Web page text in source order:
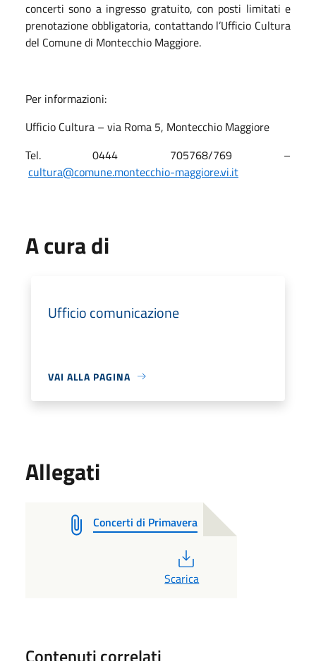
concerti sono a ingresso gratuito, con posti limitati e
prenotazione obbligatoria, contattando l’Ufficio Cultura
del Comune di Montecchio Maggiore.
Per informazioni:
Ufficio Cultura – via Roma 5, Montecchio Maggiore
Tel. 0444 705768/769 –
cultura@comune.montecchio-maggiore.vi.it
A cura di
Ufficio comunicazione
VAI ALLA PAGINA
Allegati
Concerti di Primavera
Scarica
Contenuti correlati